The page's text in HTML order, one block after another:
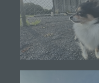
beziehen, zu
bezüglich
Gesundheit,
Zuverlässigkeit,
Ortswechsel dieser
analysieren oder